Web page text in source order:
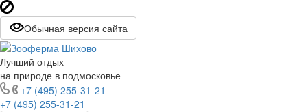
Обычная версия сайта
Лучший отдых
на природе в подмосковье
+7 (495) 255-31-21
+7 (495) 255-31-21